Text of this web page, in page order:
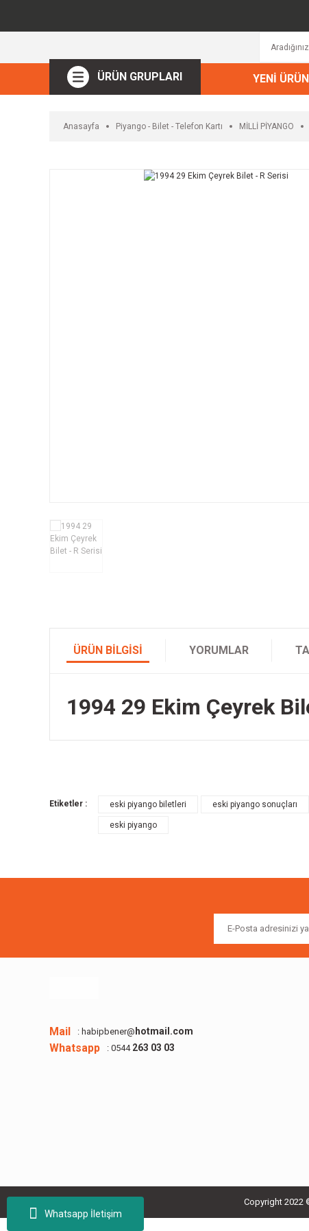
Whatsapp İletişim
ÜRÜN GRUPLARI YENİ
Anasayfa Piyango - Bilet - Telefon Kartı MİLLİ PİYANGO
ÜRÜN BILGISI YORUMLAR
1994 29 Ekim Çeyrek
Ürün resmi kalitesiz, bozuk veya görüntülenemiyor.
Ürün açıklamasında eksik bilgiler bulunuyor.
Etiketler : eski piyango biletleri eski piyango sonuçları
eski piyango
Mail : habipbener@ hotmail.com
Whatsapp : 0544263 03 03
Copyright 2022